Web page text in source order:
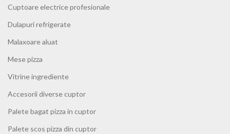
Cuptoare electrice profesionale
Dulapuri refrigerate
Malaxoare aluat
Mese pizza
Vitrine ingrediente
Accesorii diverse cuptor
Palete bagat pizza in cuptor
Palete scos pizza din cuptor